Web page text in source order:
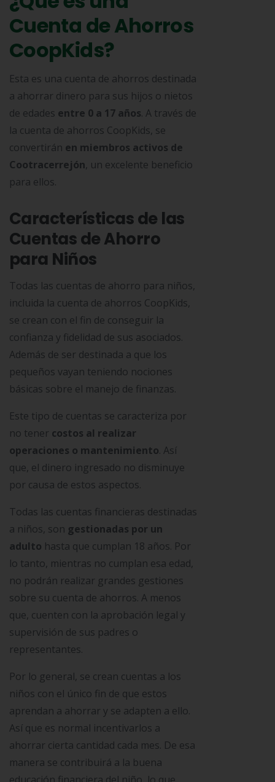
Cuenta de Ahorros
CoopKids?
Esta es una cuenta de ahorros destinada
a ahorrar dinero para sus hijos o nietos
de edades entre 0 a 17 años. A través de
la cuenta de ahorros CoopKids, se
convertirán en miembros activos de
Cootracerrejón, un excelente beneficio
para ellos.
Características de las
Cuentas de Ahorro
para Niños
Todas las cuentas de ahorro para niños,
incluida la cuenta de ahorros CoopKids,
se crean con el fin de conseguir la
confianza y fidelidad de sus asociados.
Además de ser destinada a que los
pequeños vayan teniendo nociones
básicas sobre el manejo de finanzas.
Este tipo de cuentas se caracteriza por
no tener costos al realizar
operaciones o mantenimiento. Así
que, el dinero ingresado no disminuye
por causa de estos aspectos.
Todas las cuentas financieras destinadas
a niños, son gestionadas por un
adulto hasta que cumplan 18 años. Por
lo tanto, mientras no cumplan esa edad,
no podrán realizar grandes gestiones
sobre su cuenta de ahorros. A menos
que, cuenten con la aprobación legal y
supervisión de sus padres o
representantes.
Por lo general, se crean cuentas a los
niños con el único fin de que estos
aprendan a ahorrar y se adapten a ello.
Así que es normal incentivarlos a
ahorrar cierta cantidad cada mes. De esa
manera se contribuirá a la buena